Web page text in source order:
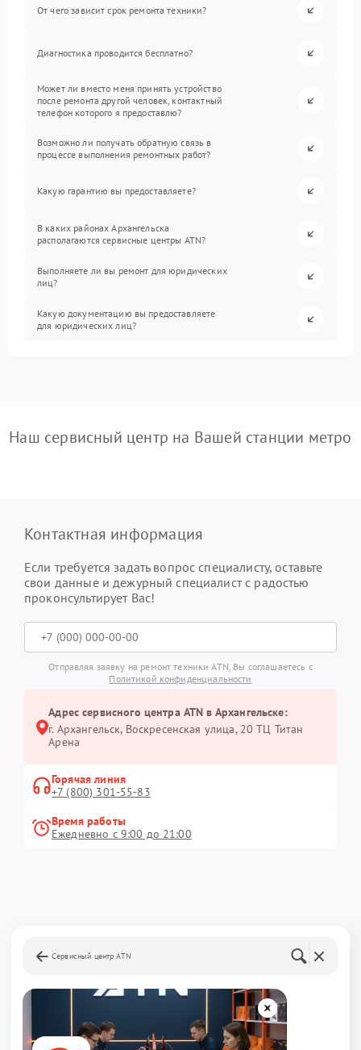
От чего зависит срок ремонта техники?
Диагностика проводится бесплатно?
Может ли вместо меня принять устройство
после ремонта другой человек, контактный
телефон которого я предоставлю?
Возможно ли получать обратную связь в
процессе выполнения ремонтных работ?
Какую гарантию вы предоставляете?
В каких районах Архангельска
располагаются сервисные центры ATN?
Выполняете ли вы ремонт для юридических
лиц?
Какую документацию вы предоставляете
для юридических лиц?
Наш сервисный центр на Вашей станции метро
Контактная информация
Если требуется задать вопрос специалисту, оставьте
свои данные и дежурный специалист с радостью
проконсультирует Вас!
Отправляя заявку на ремонт техники ATN, Вы соглашаетесь с
Политикой конфиденциальности
Адрес сервисного центра ATN в Архангельске:
г. Архангельск, Воскресенская улица, 20 ТЦ Титан
Арена
Горячая линия
+7 (800) 301-55-83
Время работы
Ежедневно с 9:00 до 21:00
Сервисный центр ATN